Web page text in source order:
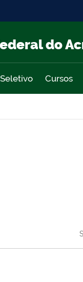
do
Cursos